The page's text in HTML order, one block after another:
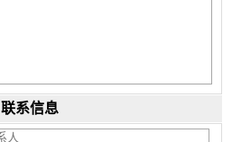
联系信息